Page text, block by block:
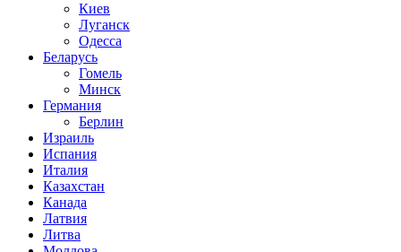
Киев
Луганск
Одесса
Беларусь
Гомель
Минск
Германия
Берлин
Израиль
Испания
Италия
Казахстан
Канада
Латвия
Литва